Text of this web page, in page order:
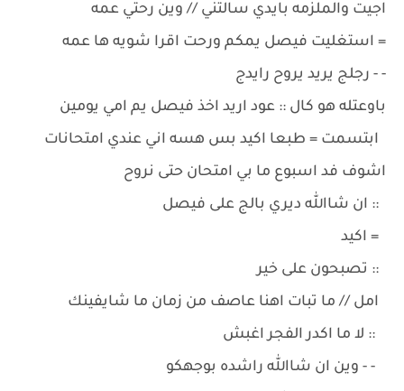
اجيت والملزمه بايدي سالتني // وين رحتي عمه
= استغليت فيصل يمكم ورحت اقرا شويه ها عمه
- - رجلج يريد يروح رايدج
باوعتله هو كال :: عود اريد اخذ فيصل يم امي يومين
ابتسمت = طبعا اكيد بس هسه اني عندي امتحانات
اشوف فد اسبوع ما بي امتحان حتى نروح
:: ان شاالله ديري بالج على فيصل
= اكيد
:: تصبحون على خير
امل // ما تبات اهنا عاصف من زمان ما شايفينك
:: لا ما اكدر الفجر اغبش
- - وين ان شاالله راشده بوجهكو